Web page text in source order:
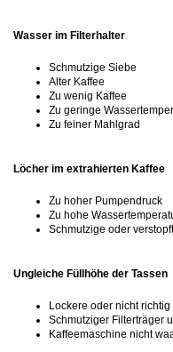
Wasser im Filterhalter
Schmutzige Siebe
Alter Kaffee
Zu wenig Kaffee
Zu geringe
Zu feiner Mahlgrad
Löcher im extrahierten Kaffee
Zu hoher Pumpendruck
Zu hohe
Schmutzige oder
Ungleiche Füllhöhe der Tassen
Lockere oder nicht
Schmutziger Filterträger
Kaffeemaschine nicht